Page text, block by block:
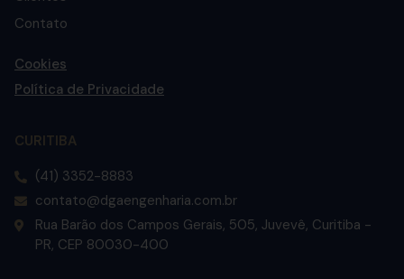
Contato
Cookies
Política de Privacidade
CURITIBA
(41) 3352-8883
contato@dgaengenharia.com.br
Rua Barão dos Campos Gerais, 505, Juvevê, Curitiba -
PR, CEP 80030-400